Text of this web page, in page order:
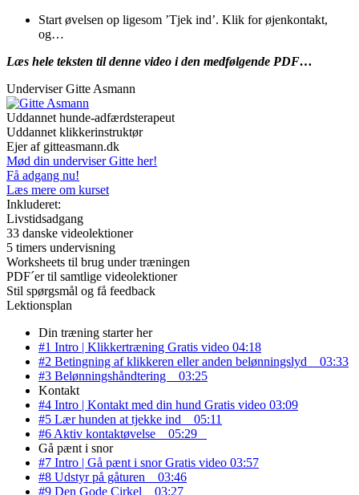
Start øvelsen op ligesom ’Tjek ind’. Klik for øjenkontakt,
og…
Læs hele teksten til denne video i den medfølgende PDF…
Underviser Gitte Asmann
Uddannet hunde-adfærdsterapeut
Uddannet klikkerinstruktør
Ejer af gitteasmann.dk
Mød din underviser Gitte her!
Få adgang nu!
Læs mere om kurset
Inkluderet:
Livstidsadgang
33 danske videolektioner
5 timers undervisning
Worksheets til brug under træningen
PDF´er til samtlige videolektioner
Stil spørgsmål og få feedback
Lektionsplan
Din træning starter her
#1 Intro | Klikkertræning Gratis video 04:18
#2 Betingning af klikkeren eller anden belønningslyd
03:33
#3 Belønningshåndtering
03:25
Kontakt
#4 Intro | Kontakt med din hund Gratis video 03:09
#5 Lær hunden at tjekke ind
05:11
#6 Aktiv kontaktøvelse
05:29
Gå pænt i snor
#7 Intro | Gå pænt i snorGratis video 03:57
#8 Udstyr på gåturen
03:46
#9 Den Gode Cirkel
03:27